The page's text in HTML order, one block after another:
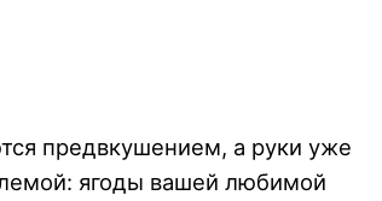
предвкушением, а руки уже
ягоды вашей любимой